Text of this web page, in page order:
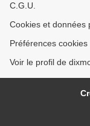
C.G.U.
Cookies et données
Préférences cookies
Voir le profil de